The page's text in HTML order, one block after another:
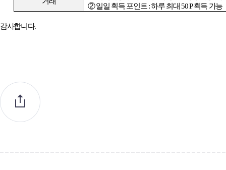
②일일 획득 포인트 :하루최대50 P획득 가능
감사합니다.